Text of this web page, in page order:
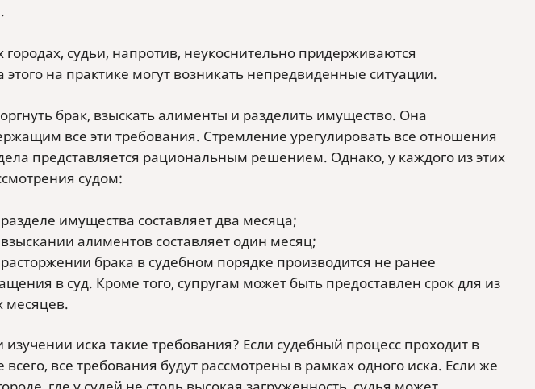
судьи, напротив, неукоснительно придерживаются
на практике могут возникать непредвиденные ситуации.
брак, взыскать алименты и разделить имущество. Она
все эти требования. Стремление урегулировать все отношения
представляется рациональным решением. Однако, у каждого из этих
судом:
имущества составляет два месяца;
алиментов составляет один месяц;
брака в судебном порядке производится не ранее
в суд. Кроме того, супругам может быть предоставлен срок для из
месяцев.
изучении иска такие требования? Если судебный процесс проходит в
всего, все требования будут рассмотрены в рамках одного иска. Если же